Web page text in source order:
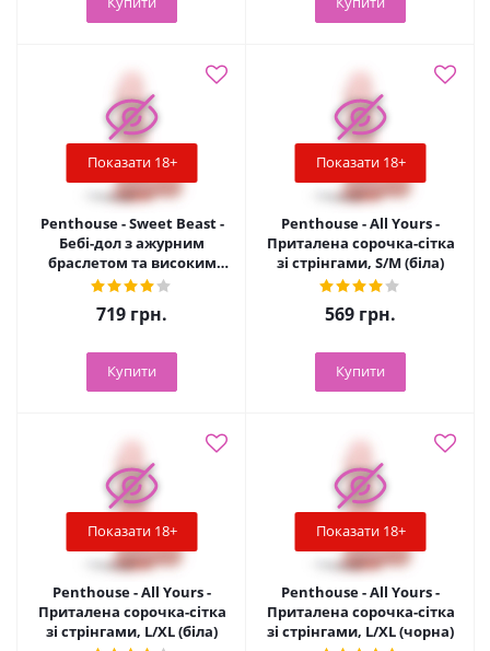
Показати 18+
Penthouse - Sweet Beast -
Бебі-дол з ажурним
браслетом та високим
розрізом, S/M (білий)
719 грн.
Купити
Показати 18+
Penthouse - All Yours -
Приталена сорочка-сітка
зі стрінгами, S/M (біла)
569 грн.
Купити
Показати 18+
Penthouse - All Yours -
Приталена сорочка-сітка
зі стрінгами, L/XL (біла)
Показати 18+
Penthouse - All Yours -
Приталена сорочка-сітка
зі стрінгами, L/XL (чорна)